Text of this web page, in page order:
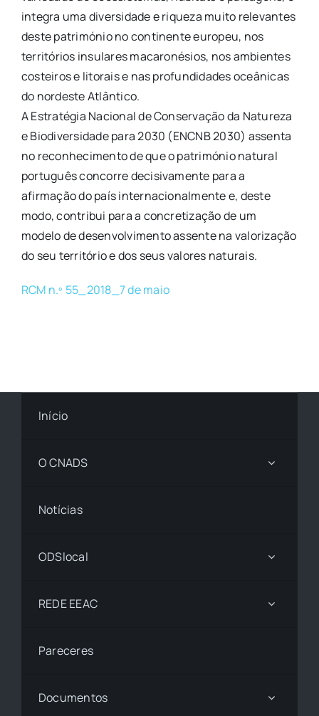
integra uma diversidade e riqueza muito relevantes
deste património no continente europeu, nos
territórios insulares macaronésios, nos ambientes
costeiros e litorais e nas profundidades oceânicas
do nordeste Atlântico.
A Estratégia Nacional de Conservação da Natureza
e Biodiversidade para 2030 (ENCNB 2030) assenta
no reconhecimento de que o património natural
português concorre decisivamente para a
afirmação do país internacionalmente e, deste
modo, contribui para a concretização de um
modelo de desenvolvimento assente na valorização
do seu território e dos seus valores naturais.
RCM n.º 55_2018_7 de maio
Início
O CNADS
Notícias
ODSlocal
REDE EEAC
Pareceres
Documentos